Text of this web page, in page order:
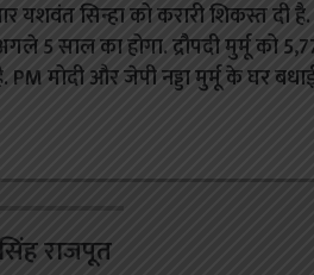
यशवंत सिन्हा को करारी शिकस्त दी
5 साल का होगा. द्रौपदी मुर्मू को
PM मोदी और जेपी नड्डा मुर्मू के घर
राजपूत